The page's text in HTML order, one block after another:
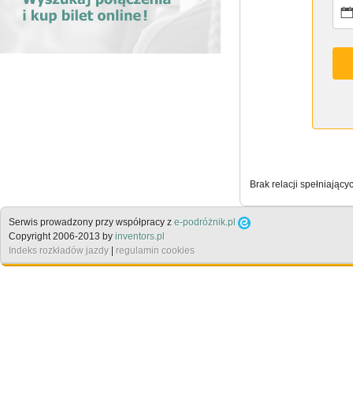
Brak relacji
Serwis prowadzony przy współpracy z e-podróżnik.pl
Copyright 2006-2013 by inventors.pl
Indeks rozkładów jazdy
regulamin cookies